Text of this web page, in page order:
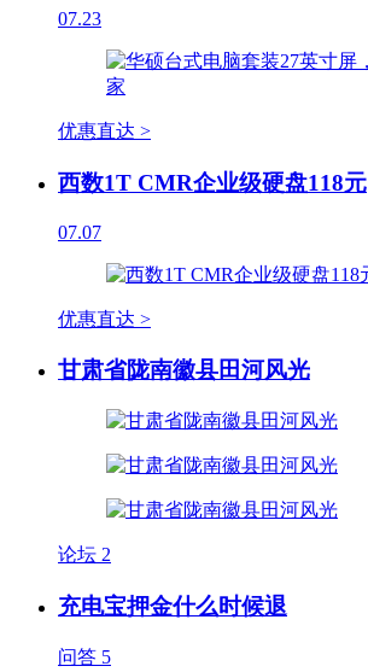
07.23
优惠直达 >
西数1T CMR企业级硬盘118元
07.07
优惠直达 >
甘肃省陇南徽县田河风光
论坛 2
充电宝押金什么时候退
问答 5